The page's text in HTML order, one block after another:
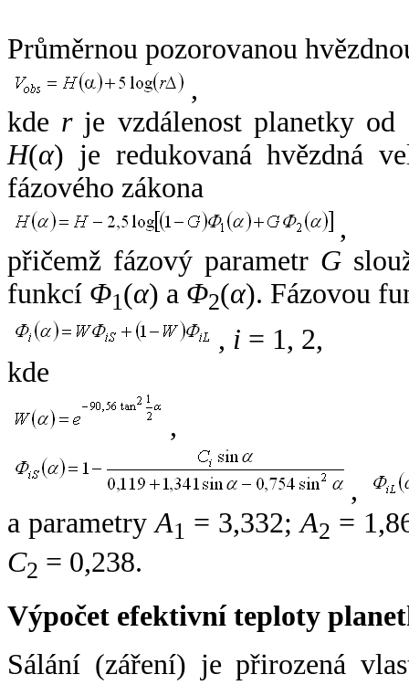
Průměrnou pozorovanou
,
kde rje vzdálenost planetky od
H(α) je redukovaná hvězdná
fázového zákona
,
přičemž fázový parametr G
funkcí Φ1(α) a Φ2(α). Fázovou
, i = 1, 2,
kde
,
,
a parametryA1 = 3,332;A2 =
C2 = 0,238.
Výpočet efektivní teploty
Sálání (záření) je přirozená